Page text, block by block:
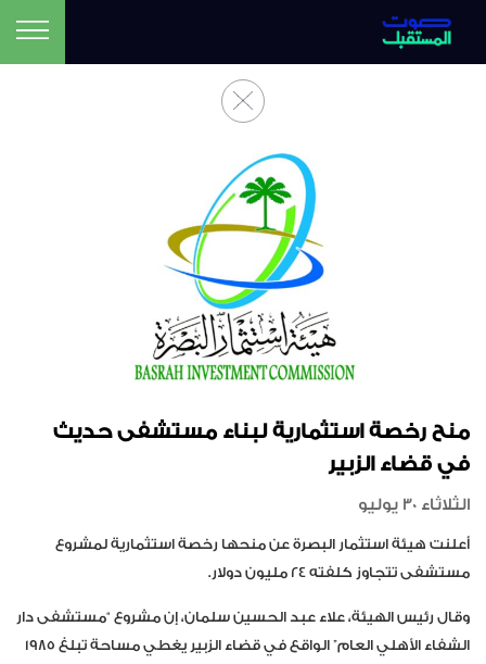
منح رخصة استثمارية لبناء مستشفى حديث
في قضاء الزبير
الثلاثاء 30 يوليو
أعلنت هيئة استثمار البصرة عن منحها رخصة استثمارية لمشروع
مستشفى تتجاوز كلفته 24 مليون دولار.
وقال رئيس الهيئة، علاء عبد الحسين سلمان، إن مشروع “مستشفى دار
الشفاء الأهلي العام” الواقع في قضاء الزبير يغطي مساحة تبلغ 1985